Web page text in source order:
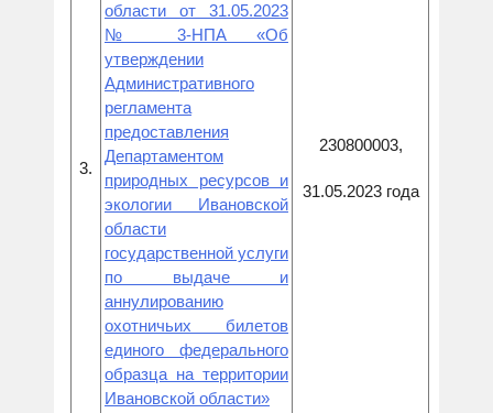
3.
области от 31.05.2023
№ 3-НПА «Об
утверждении
Административного
регламента
предоставления
Департаментом
природных ресурсов и
экологии Ивановской
области
государственной услуги
по выдаче и
аннулированию
охотничьих билетов
единого федерального
образца на территории
Ивановской области»
230800003,
31.05.2023 года